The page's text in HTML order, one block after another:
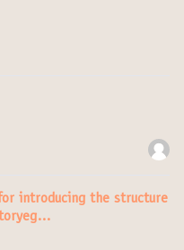
for introducing the structure